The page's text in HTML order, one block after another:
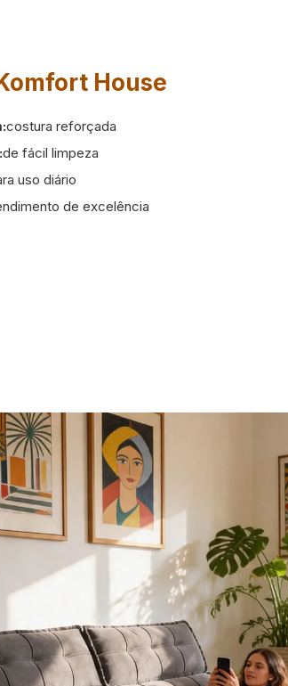
House
costura reforçada
de fácil limpeza
uso diário
de excelência